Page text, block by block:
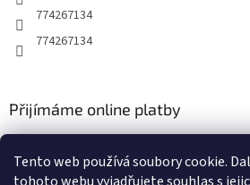
Tento web používá soubory cookie.
774267134
774267134
Přijímáme online platby